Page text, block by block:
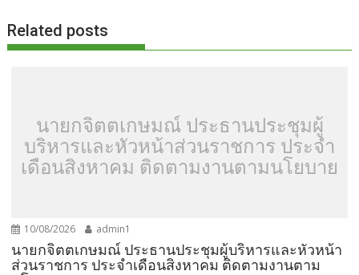
o
k k
Related posts
นายกจิตตเกษมณ์ ประธานประชุมผู้
บริหารและหัวหน้าส่วนราชการ ประจำ
เดือนสิงหาคม ติดตามงานตามนโยบาย
10/08/2026 admin1
นายกจิตตเกษมณ์ ประธานประชุมผู้บริหารและหัวหน้า
ส่วนราชการ ประจำเดือนสิงหาคม ติดตามงานตาม